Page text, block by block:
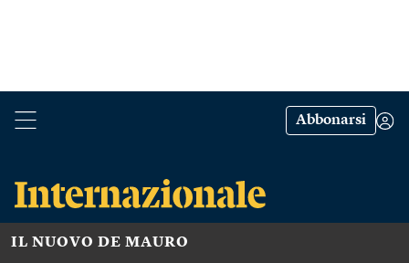
Abbonarsi
IL NUOVO DE MAURO